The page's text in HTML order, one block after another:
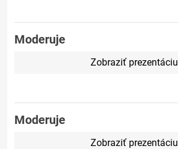
Moderuje
Zobraziť prezentáciu
Moderuje
Zobraziť prezentáciu